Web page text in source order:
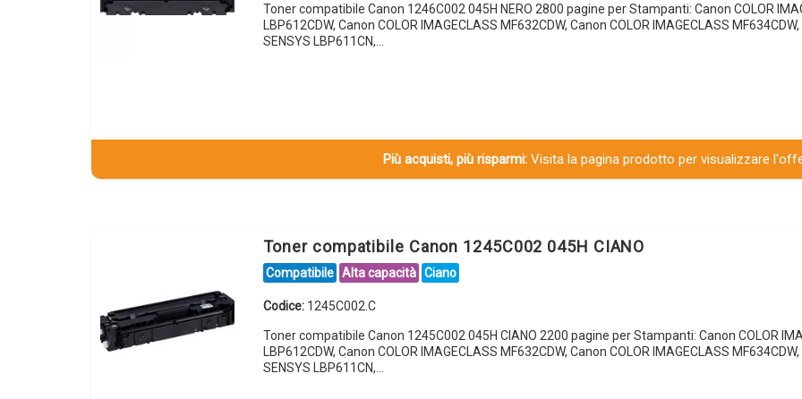
Toner compatibile Canon 1246C002 045H NERO 2800 pagine per Stampanti: Canon COLOR
LBP612CDW, Canon COLOR IMAGECLASS MF632CDW, Canon COLOR IMAGECLASS
SENSYS LBP611CN,…
Più acquisti, più risparmi:Visita la pagina prodotto per visualizzare
Toner compatibile Canon 1245C002 045H CIANO
Compatibile Alta capacità Ciano
Codice: 1245C002.C
Toner compatibile Canon 1245C002 045H CIANO 2200 pagine per Stampanti: Canon COLOR
LBP612CDW, Canon COLOR IMAGECLASS MF632CDW, Canon COLOR IMAGECLASS
SENSYS LBP611CN,…